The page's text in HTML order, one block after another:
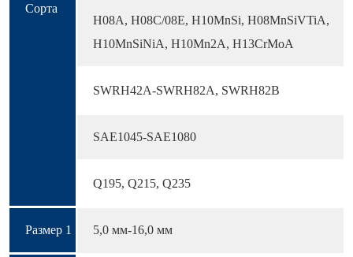
Сорта
H08A, H08C/08E, H10MnSi, H08MnSiVTiA,
H10MnSiNiA, H10Mn2A, H13CrMoA
SWRH42A-SWRH82A, SWRH82B
SAE1045-SAE1080
Q195, Q215, Q235
Размер 1 5,0 мм-16,0 мм